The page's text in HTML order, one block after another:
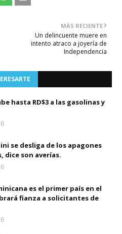
MÁS RECIENTE
Un delincuente muere en
intento atraco a joyería de
Independencia
hasta RD$3 a las gasolinas y
se desliga de los apagones
dice son averías.
es el primer país en el
fianza a solicitantes de